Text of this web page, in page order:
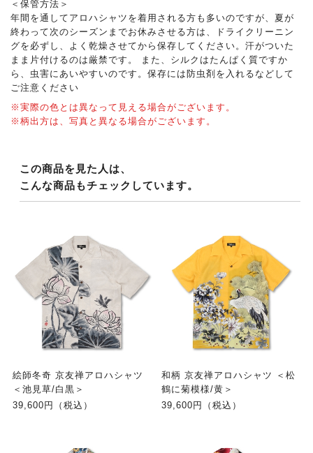
＜保管方法＞
年間を通してアロハシャツを着用される方も多いのですが、夏が
終わって次のシーズンまでお休みさせる方は、ドライクリーニン
グを必ずし、よく乾燥させてから保存してください。汗がついた
まま片付けるのは厳禁です。 また、シルクはたんぱく質ですか
ら、虫害にあいやすいのです。保存には防虫剤を入れるなどして
ご注意ください
※実際の色とは異なって見える場合がございます。
※柄出方は、写真と異なる場合がございます。
この商品を見た人は、
こんな商品もチェックしています。
絵師冬奇 京友禅アロハシャツ
＜池見草/白黒＞
39,600円（税込）
和柄 京友禅アロハシャツ ＜松
鶴に菊模様/黄＞
39,600円（税込）